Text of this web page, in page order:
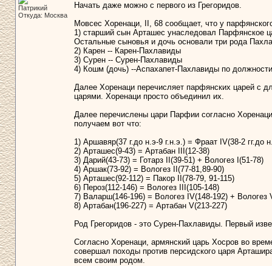
Патрикий
Откуда: Москва
Начать даже можно с первого из Грегоридов.
Мовсес Хоренаци, II, 68 сообщает, что у
1) старший сын Арташес унаследовал Парфянское
Остальные сыновья и дочь основали три рода
2) Карен -- Карен-Пахлавиды
3) Сурен -- Сурен-Пахлавиды
4) Кошм (дочь) --Аспахапет-Пахлавиды по
Далее Хоренаци перечисляет парфянских царей с
царями. Хоренаци просто объединил их.
Далее перечислены цари Парфии согласно
получаем вот что:
1) Аршавяр(37 г.до н.э-9 г.н.э.) = Фраат IV(38-2 гг.до
2) Арташес(9-43) = Артабан III(12-38)
3) Дарий(43-73) = Готарз II(39-51) + Вологез I(51-78)
4) Аршак(73-92) = Вологез II(77-81,89-90)
5) Арташес(92-112) = Пакор II(78-79, 91-115)
6) Пероз(112-146) = Вологез III(105-148)
7) Валарш(146-196) = Вологез IV(148-192) + Вологез
8) Артабан(196-227) = Артабан V(213-227)
Род Грегоридов - это Сурен-Пахлавиды. Первый
Согласно Хоренаци, армянский царь Хосров во
совершал походы против персидского царя
всем своим родом.